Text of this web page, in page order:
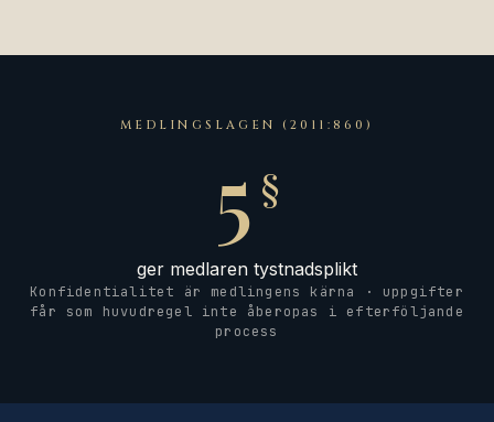
MEDLINGSLAGEN (2011:860)
5 §
ger medlaren tystnadsplikt
Konfidentialitet är medlingens kärna · uppgifter
får som huvudregel inte åberopas i efterföljande
process